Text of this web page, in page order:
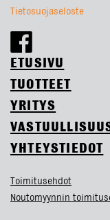
Tietosuojaseloste
ETUSIVU
TUOTTEET
YRITYS
YHTEYSTIEDOT
Toimitusehdot
Noutomyynnin